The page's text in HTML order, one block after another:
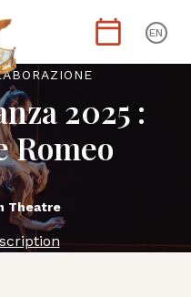
EN
2025 :
Romeo
Theatre